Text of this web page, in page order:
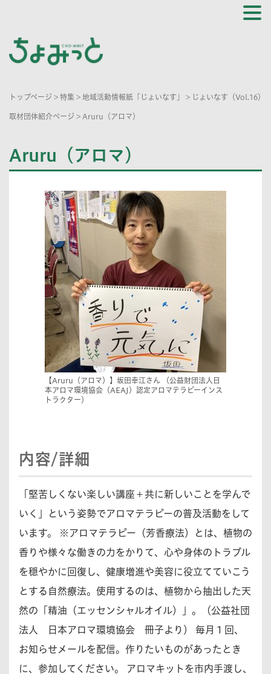
トップページ > 特集 > 地域活動情報紙「じょいなす」 > じょいなす（Vol.16）
取材団体紹介ページ > Aruru（アロマ）
Aruru（アロマ）
【Aruru（アロマ）】坂田幸江さん （公益財団法人日
本アロマ環境協会（AEAJ）認定アロマテラピーインス
トラクター）
内容/詳細
「堅苦しくない楽しい講座＋共に新しいことを学んで
いく」という姿勢でアロマテラピーの普及活動をして
います。 ※アロマテラピー（芳香療法）とは、植物の
香りや様々な働きの力をかりて、心や身体のトラブル
を穏やかに回復し、健康増進や美容に役立てていこう
とする自然療法。使用するのは、植物から抽出した天
然の「精油（エッセンシャルオイル）」。（公益社団
法人 日本アロマ環境協会 冊子より） 毎月１回、
お知らせメールを配信。作りたいものがあったとき
に、参加してください。 アロマキットを市内手渡し、